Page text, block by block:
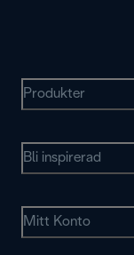
Produkter
Bli inspirerad
Mitt Konto